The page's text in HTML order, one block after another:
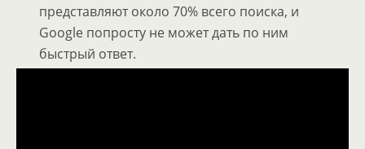
представляют около 70% всего поиска, и
Google попросту не может дать по ним
быстрый ответ.